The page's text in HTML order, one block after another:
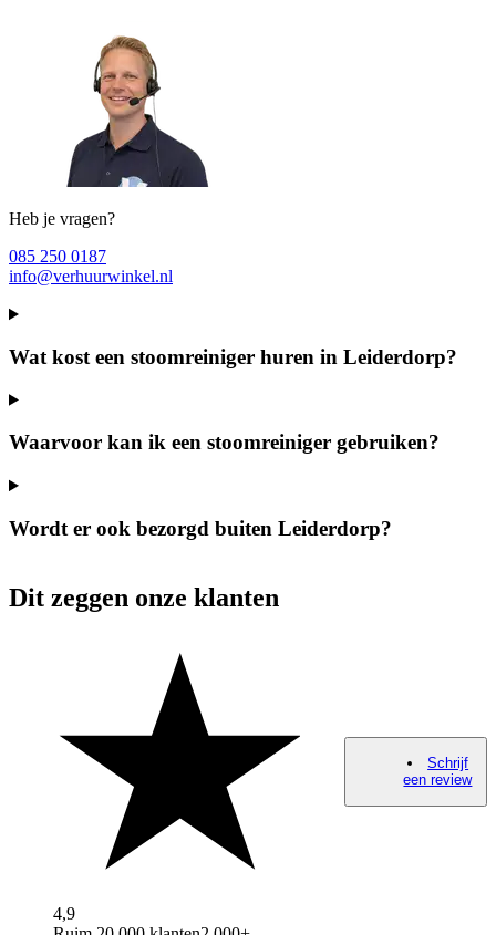
Heb je vragen?
085 250 0187
info@verhuurwinkel.nl
Wat kost een stoomreiniger huren in Leiderdorp?
Waarvoor kan ik een stoomreiniger gebruiken?
Wordt er ook bezorgd buiten Leiderdorp?
Dit zeggen onze klanten
4,9
Schrijf
een review